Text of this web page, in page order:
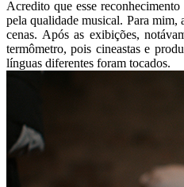
Acredito que esse
pela qualidade musical. Para mim,
cenas. Após as exibições,
termômetro, pois cineastas e
línguas diferentes foram tocados.